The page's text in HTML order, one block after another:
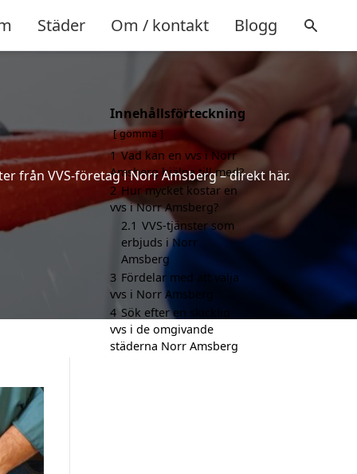
Städer Om / kontakt Blogg
från VVS-företag i Norr Amsberg – direkt här.
Innehållsförteckning
gömma
1 Vad kan en vvs i Norr
Amsberg hjälpa till med?
2 Hur mycket kostar en
vvs i Norr Amsberg?
2.1 VVS-tjänster som
erbjuds i Norr
Amsberg
3 Fördelar med att välja
vvs i Norr Amsberg
4 Sök efter en skicklig
vvs i de omgivande
städerna Norr Amsberg